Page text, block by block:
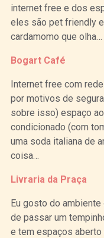
internet free e dos
eles são pet friendly
cardamomo que olha…
Bogart Café
Internet free com
por motivos de
sobre isso) espaço
condicionado (com
uma soda italiana de
coisa…
Livraria da Praça
Eu gosto do
de passar um
e tem espaços aberto